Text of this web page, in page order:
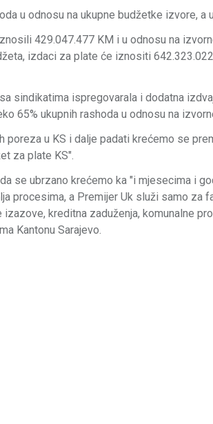
u odnosu na ukupne budžetke izvore, a
429.047.477 KM i u odnosu na
izdaci za plate će iznositi
sindikatima ispregovarala i dodatna
65% ukupnih rashoda u odnosu na
poreza u KS i dalje padati krećemo se
za plate KS".
se ubrzano krećemo ka "i mjesecima i
procesima, a Premijer Uk služi samo za
kreditna zaduženja, komunalne
Kantonu Sarajevo.